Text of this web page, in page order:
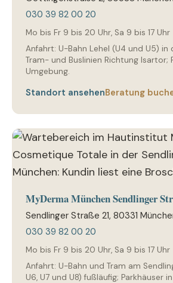
030 39 82 00 20
Mo bis Fr 9 bis 20 Uhr, Sa 9 bis 17 Uhr
Anfahrt: U-Bahn Lehel (U4 und U5) in
Tram- und Buslinien Richtung Isartor;
Umgebung.
Standort ansehenBeratung
MyDerma München Sendlinger
Sendlinger Straße 21, 80331
030 39 82 00 20
Mo bis Fr 9 bis 20 Uhr, Sa 9 bis 17 Uhr
Anfahrt: U-Bahn und Tram am
U6, U7 und U8) fußläufig; Parkhäuser